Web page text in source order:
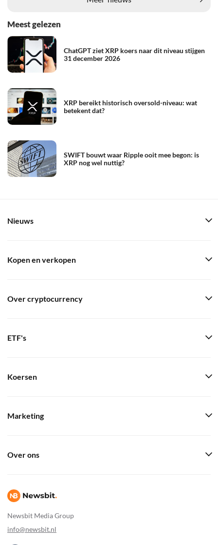
Meest gelezen
ChatGPT ziet XRP koers naar dit niveau stijgen
31 december 2026
XRP bereikt historisch oversold-niveau: wat
betekent dat?
SWIFT bouwt waar Ripple ooit mee begon: is
XRP nog wel nuttig?
Newsbit Media Group
info@newsbit.nl
Nieuws
Kopen en verkopen
Over cryptocurrency
ETF's
Koersen
Marketing
Over ons